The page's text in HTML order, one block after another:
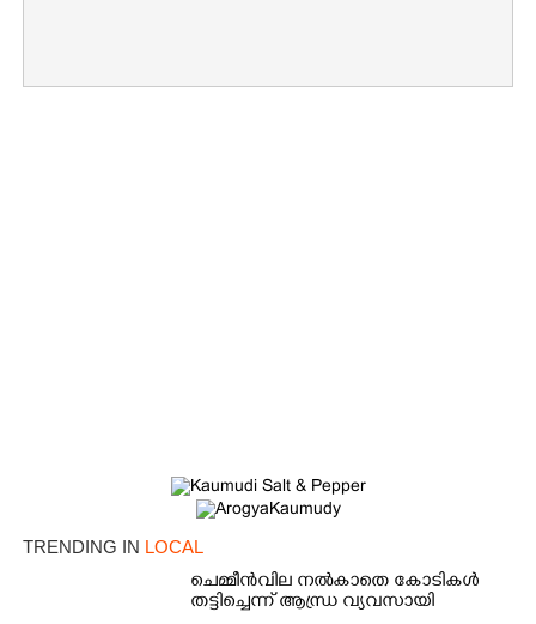
TRENDING IN LOCAL
ചെമ്മീൻവില നൽകാതെ കോടികൾ
തട്ടിച്ചെന്ന് ആന്ധ്ര വ്യവസായി
Share this link